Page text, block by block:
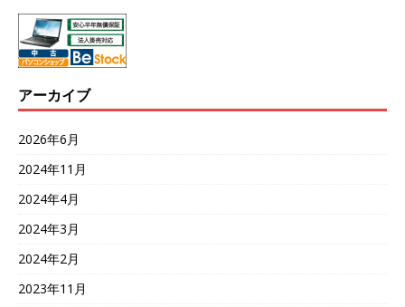
アーカイブ
2026年6月
2024年11月
2024年4月
2024年3月
2024年2月
2023年11月